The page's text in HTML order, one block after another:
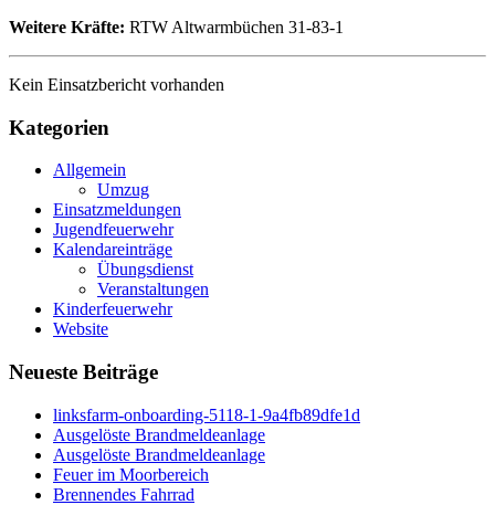
Weitere Kräfte: RTW Altwarmbüchen 31-83-1
Kein Einsatzbericht vorhanden
Kategorien
Allgemein
Umzug
Einsatzmeldungen
Jugendfeuerwehr
Kalendareinträge
Übungsdienst
Veranstaltungen
Kinderfeuerwehr
Website
Neueste Beiträge
linksfarm-onboarding-5118-1-9a4fb89dfe1d
Ausgelöste Brandmeldeanlage
Ausgelöste Brandmeldeanlage
Feuer im Moorbereich
Brennendes Fahrrad